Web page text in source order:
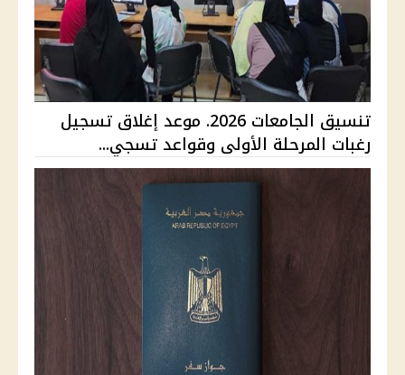
تنسيق الجامعات 2026. موعد إغلاق تسجيل
رغبات المرحلة الأولى وقواعد تسجي...